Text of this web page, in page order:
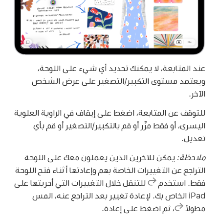
عند المتابعة، لا يمكنك تحديد أي شيء على اللوحة،
ويعتمد مستوى التكبير/التصغير على عرض الشخص
الآخر.
للتوقف عن المتابعة، اضغط على إيقاف في الزاوية العلوية
اليسرى، أو فقط مرِّر أو قم بالتكبير/التصغير أو قم بأي
تعديل.
ملاحظة: يمكن للآخرين الذين يعملون معك على اللوحة
التراجع عن التغييرات الخاصة بهم وإعادتها أثناء فتح اللوحة
فقط. استخدم
للتنقل خلال التغييرات التي أجريتها على
iPad الخاص بك. لإعادة تغيير بعد التراجع عنه، المس
مطولاً
، ثم اضغط على إعادة.